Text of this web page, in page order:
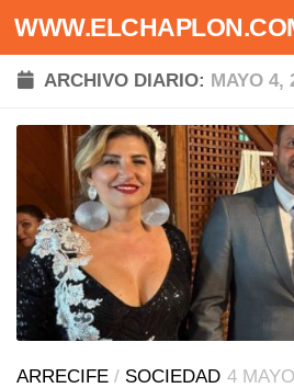
Saltar al contenido
ARCHIVO DIARIO: MAYO 4,
ARRECIFE / SOCIEDAD 4